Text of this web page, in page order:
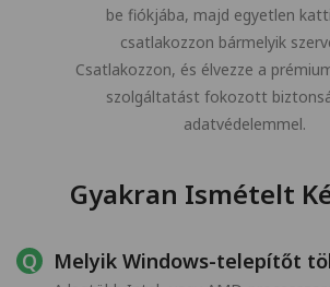
be fiókjába, majd egyetlen
csatlakozzon bármelyik
Csatlakozzon, és élvezze a
szolgáltatást fokozott
adatvédelemmel.
Gyakran Ismételt
Melyik Windows-telepítőt